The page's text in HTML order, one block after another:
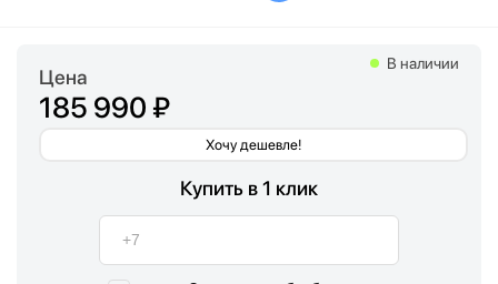
Цена
185 990 ₽
Хочу дешевле!
В наличии
Купить в 1 клик